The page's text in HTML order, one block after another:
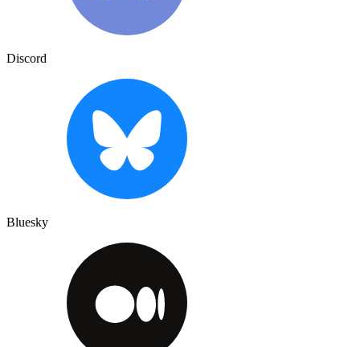
Discord
Bluesky